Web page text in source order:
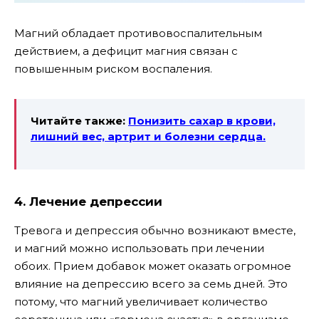
Магний обладает противовоспалительным
действием, а дефицит магния связан с
повышенным риском воспаления.
Читайте также: Понизить сахар в крови,
лишний вес, артрит и болезни сердца.
4. Лечение депрессии
Тревога и депрессия обычно возникают вместе,
и магний можно использовать при лечении
обоих. Прием добавок может оказать огромное
влияние на депрессию всего за семь дней. Это
потому, что магний увеличивает количество